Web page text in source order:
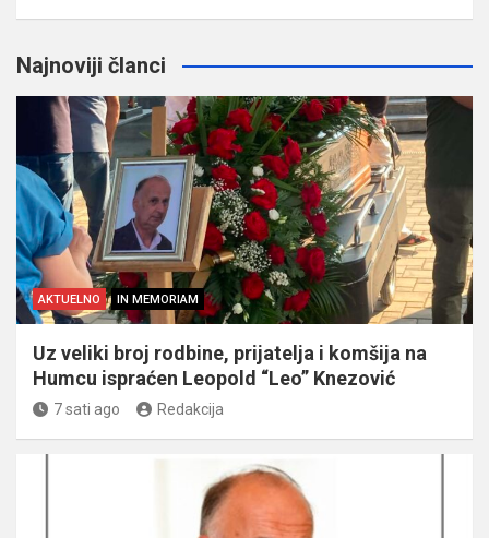
Najnoviji članci
AKTUELNO IN MEMORIAM
Uz veliki broj rodbine, prijatelja i komšija na
Humcu ispraćen Leopold “Leo” Knezović
7 sati ago Redakcija